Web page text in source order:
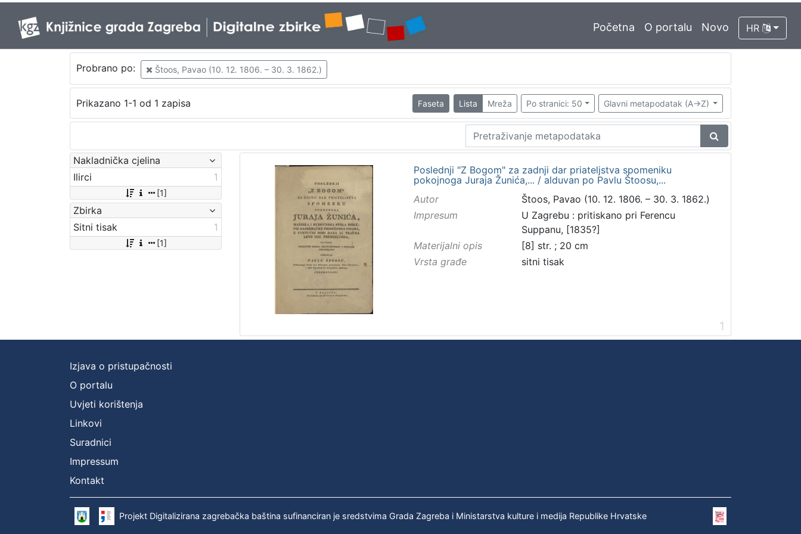
Početna O portalu Novo HR
Probrano po: Štoos, Pavao (10. 12. 1806. – 30. 3. 1862.)
Prikazano 1-1 od 1 zapisa Faseta Lista Mreža Po stranici: 50 Glavni metapodatak (A->Z)
Nakladnička cjelina
Ilirci
1
[1]
Zbirka
Sitni tisak
1
[1]
Poslednji "Z Bogom" za zadnji dar priateljstva spomeniku
pokojnoga Juraja Žunića,... / alduvan po Pavlu Štoosu,...
Autor
Štoos, Pavao (10. 12. 1806. – 30. 3. 1862.)
Impresum
U Zagrebu : pritiskano pri Ferencu
Suppanu, [1835?]
Materijalni opis
[8] str. ; 20 cm
Vrsta građe
sitni tisak
1
Izjava o pristupačnosti
O portalu
Uvjeti korištenja
Linkovi
Suradnici
Impressum
Kontakt
Projekt Digitalizirana zagrebačka baština sufinanciran je sredstvima Grada Zagreba i Ministarstva kulture i medija Republike Hrvatske